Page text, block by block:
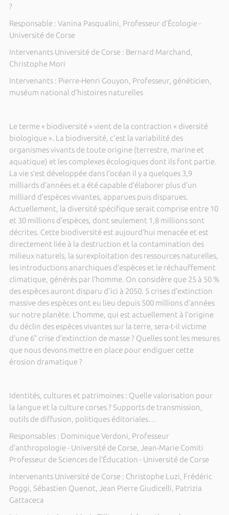
?
Responsable : Vanina Pasqualini, Professeur d’Écologie -
Université de Corse
Intervenants Université de Corse : Bernard Marchand,
Christophe Mori
Intervenants : Pierre-Henri Gouyon, Professeur, généticien,
muséum national d’histoires naturelles
Le terme « biodiversité » vient de la contraction « diversité
biologique ». La biodiversité, c'est la variabilité des
organismes vivants de toute origine (terrestre, marine et
aquatique) et les complexes écologiques dont ils font partie.
La vie s’est développée dans l’océan il y a quelques 3,9
milliards d’années et a été capable d’élaborer plus d’un
milliard d’espèces vivantes, apparues puis disparues.
Actuellement, la diversité spécifique serait comprise entre 10
et 30 millions d’espèces, dont seulement 1,8 millions sont
décrites. Cette biodiversité est aujourd’hui menacée et est
directement liée à la destruction et la contamination des
milieux naturels, la surexploitation des ressources naturelles,
les introductions anarchiques d’espèces et le réchauffement
climatique, générés par l’homme. On considère que 25 à 50 %
des espèces auront disparu d'ici à 2050. 5 crises d’extinction
massive des espèces ont eu lieu depuis 500 millions d’années
sur notre planète. L’homme, qui est actuellement à l’origine
du déclin des espèces vivantes sur la terre, sera-t-il victime
d’une 6° crise d’extinction de masse ? Quelles sont les mesures
que nous devons mettre en place pour endiguer cette
érosion dramatique ?
Identités, cultures et patrimoines : Quelle valorisation pour
la langue et la culture corses ? Supports de transmission,
outils de diffusion, politiques éditoriales…
Responsables : Dominique Verdoni, Professeur
d’anthropologie - Université de Corse, Jean-Marie Comiti
Professeur de Sciences de l’Éducation - Université de Corse
Intervenants Université de Corse : Christophe Luzi, Frédéric
Poggi, Sébastien Quenot, Jean Pierre Giudicelli, Patrizia
Gattaceca